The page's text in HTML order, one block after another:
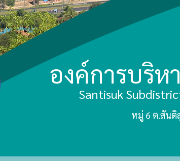
องค์การบริ
Santisuk
หมู่ 6 ต.สันติ